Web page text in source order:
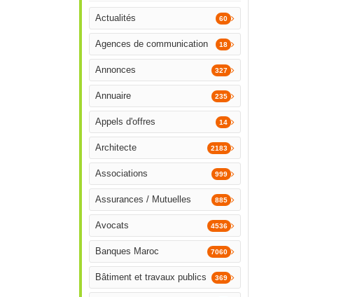
Actualités 60
Agences de communication 18
Annonces 327
Annuaire 235
Appels d'offres 14
Architecte 2183
Associations 999
Assurances / Mutuelles 885
Avocats 4536
Banques Maroc 7060
Bâtiment et travaux publics 369